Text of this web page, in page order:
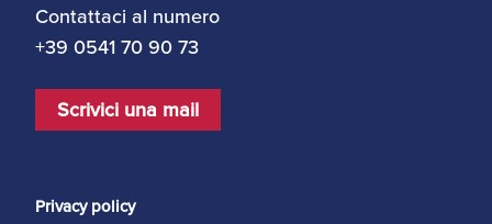
Ricerca Personale e
Gestione Risorse
Contattaci al numero
+39 0541 70 90 73
Scrivici una mail
Privacy policy